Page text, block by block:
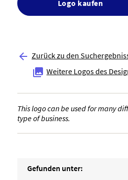
Logo kaufen
 Zurück zu den
 Weitere Logos des
This logo can be used for many
type of business.
Gefunden unter: